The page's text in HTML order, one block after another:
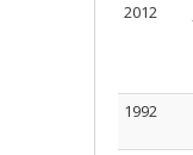
2012
1992